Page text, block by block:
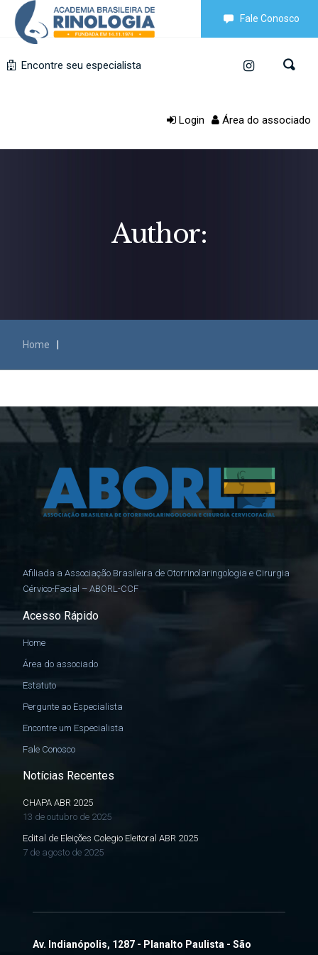
Fale Conosco
Encontre seu especialista
Login Área do associado
Author:
Home
Afiliada a Associação Brasileira de Otorrinolaringologia e Cirurgia
Cérvico-Facial – ABORL-CCF
Acesso Rápido
Home
Área do associado
Estatuto
Pergunte ao Especialista
Encontre um Especialista
Fale Conosco
Notícias Recentes
CHAPA ABR 2025
13 de outubro de 2025
Edital de Eleições Colegio Eleitoral ABR 2025
7 de agosto de 2025
Av. Indianópolis, 1287 - Planalto Paulista - São